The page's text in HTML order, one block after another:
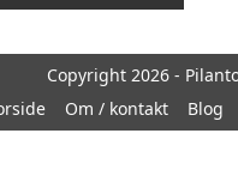
Copyright 2026 -
Om / kontakt Blog